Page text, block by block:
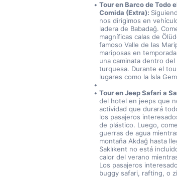
Tour en Barco de Todo
Comida (Extra):
nos dirigimos en
ladera de Babadağ.
magníficas calas de
famoso Valle de las
mariposas en
una caminata dentro
turquesa. Durante el
lugares como la Isla
Tour en Jeep Safari a
del hotel en jeeps que
actividad que durará
los pasajeros
de plástico. Luego,
guerras de agua
montaña Akdağ hasta
Saklıkent no está
calor del verano
Los pasajeros
buggy safari, rafting, o